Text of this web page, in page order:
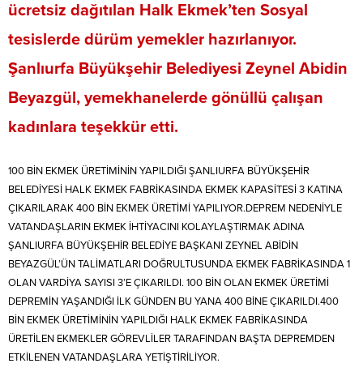
ücretsiz dağıtılan Halk Ekmek’ten Sosyal
tesislerde dürüm yemekler hazırlanıyor.
Şanlıurfa Büyükşehir Belediyesi Zeynel Abidin
Beyazgül, yemekhanelerde gönüllü çalışan
kadınlara teşekkür etti.
100 BİN EKMEK ÜRETİMİNİN YAPILDIĞI ŞANLIURFA BÜYÜKŞEHİR
BELEDİYESİ HALK EKMEK FABRİKASINDA EKMEK KAPASİTESİ 3 KATINA
ÇIKARILARAK 400 BİN EKMEK ÜRETİMİ YAPILIYOR.DEPREM NEDENİYLE
VATANDAŞLARIN EKMEK İHTİYACINI KOLAYLAŞTIRMAK ADINA
ŞANLIURFA BÜYÜKŞEHİR BELEDİYE BAŞKANI ZEYNEL ABİDİN
BEYAZGÜL’ÜN TALİMATLARI DOĞRULTUSUNDA EKMEK FABRİKASINDA 1
OLAN VARDİYA SAYISI 3’E ÇIKARILDI. 100 BİN OLAN EKMEK ÜRETİMİ
DEPREMİN YAŞANDIĞI İLK GÜNDEN BU YANA 400 BİNE ÇIKARILDI.400
BİN EKMEK ÜRETİMİNİN YAPILDIĞI HALK EKMEK FABRİKASINDA
ÜRETİLEN EKMEKLER GÖREVLİLER TARAFINDAN BAŞTA DEPREMDEN
ETKİLENEN VATANDAŞLARA YETİŞTİRİLİYOR.